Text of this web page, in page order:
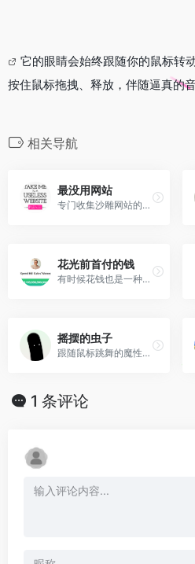
它的眼睛会始终跟随你的鼠标转
按住鼠标拖拽、释放，伴随逼真的
相关导航
最没用网站
专门收集沙雕网站的网站
花光前首付的钱
有时候花钱也是一种烦恼
摇摆的虫子
跟随鼠标跳舞的魔性虫子
1 条评论